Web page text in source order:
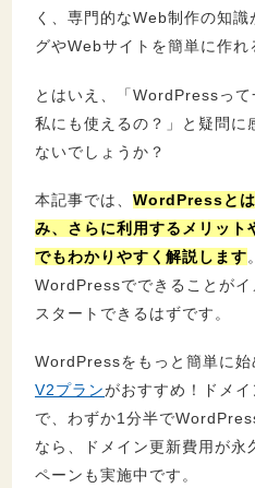
く、専門的なWeb制作の知
グやWebサイトを簡単に作れ
とはいえ、「WordPressっ
私にも使えるの？」と疑問に
ないでしょうか？
本記事では、 WordPressとは
み、さらに利用するメリット
でもわかりやすく解説します
WordPressでできることが
スタートできるはずです。
WordPressをもっと簡単に始
V2プランがおすすめ！ドメ
で、わずか1分半で
なら、ドメイン更新費用が永
ペーンも実施中です。